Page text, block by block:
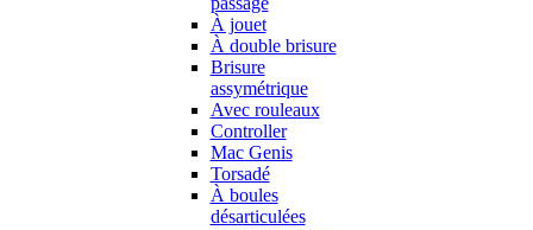
À jouet
À double brisure
Brisure
assymétrique
Avec rouleaux
Controller
Mac Genis
Torsadé
À boules
désarticulées